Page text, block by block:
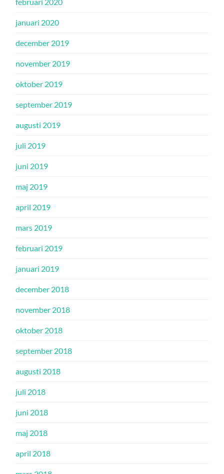
januari 2020
december 2019
november 2019
oktober 2019
september 2019
augusti 2019
juli 2019
juni 2019
maj 2019
april 2019
mars 2019
februari 2019
januari 2019
december 2018
november 2018
oktober 2018
september 2018
augusti 2018
juli 2018
juni 2018
maj 2018
april 2018